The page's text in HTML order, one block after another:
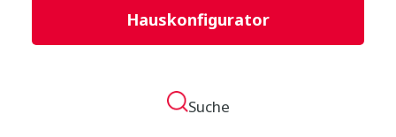
Hauskonfigurator
Suche